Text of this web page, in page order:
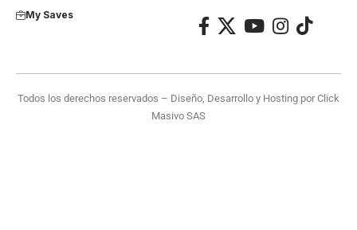
My Saves
Todos los derechos reservados – Diseño, Desarrollo y Hosting porClick
Masivo SAS